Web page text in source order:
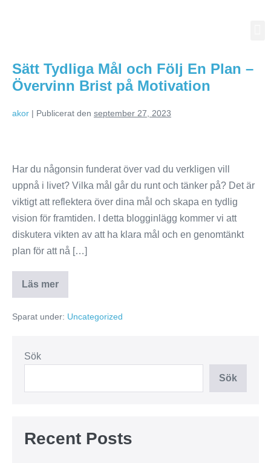
Sätt Tydliga Mål och Följ En Plan –
Övervinn Brist på Motivation
akor | Publicerat den september 27, 2023
Har du någonsin funderat över vad du verkligen vill
uppnå i livet? Vilka mål går du runt och tänker på? Det är
viktigt att reflektera över dina mål och skapa en tydlig
vision för framtiden. I detta blogginlägg kommer vi att
diskutera vikten av att ha klara mål och en genomtänkt
plan för att nå […]
Läs mer
Sparat under: Uncategorized
Sök
Sök
Recent Posts